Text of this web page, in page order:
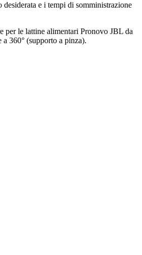
e i tempi di somministrazione
per le lattine alimentari Pronovo JBL da
360° (supporto a pinza).